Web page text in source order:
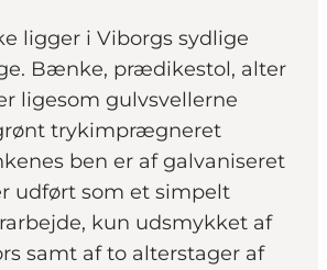
ligger i Viborgs sydlige
Bænke, prædikestol, alter
ligesom gulvsvellerne
trykimprægneret
ben er af galvaniseret
udført som et simpelt
kun udsmykket af
samt af to alterstager af